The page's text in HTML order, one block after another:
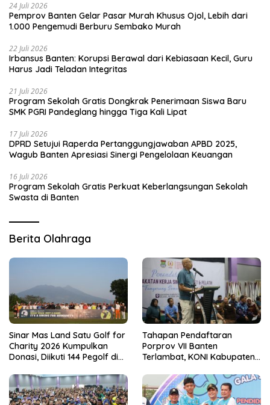
24 Juli 2026
Pemprov Banten Gelar Pasar Murah Khusus Ojol, Lebih dari
1.000 Pengemudi Berburu Sembako Murah
22 Juli 2026
Irbansus Banten: Korupsi Berawal dari Kebiasaan Kecil, Guru
Harus Jadi Teladan Integritas
21 Juli 2026
Program Sekolah Gratis Dongkrak Penerimaan Siswa Baru
SMK PGRI Pandeglang hingga Tiga Kali Lipat
17 Juli 2026
DPRD Setujui Raperda Pertanggungjawaban APBD 2025,
Wagub Banten Apresiasi Sinergi Pengelolaan Keuangan
16 Juli 2026
Program Sekolah Gratis Perkuat Keberlangsungan Sekolah
Swasta di Banten
Berita Olahraga
Sinar Mas Land Satu Golf for
Charity 2026 Kumpulkan
Donasi, Diikuti 144 Pegolf di
Tahapan Pendaftaran
Porprov VII Banten
Terlambat, KONI Kabupaten
Kesiapan Panitia